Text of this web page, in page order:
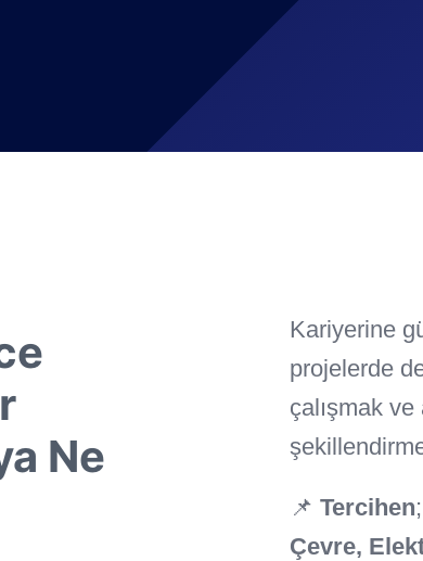
Ne
Kariyerine
projelerde
çalışmak
📌Tercihen
Çevre,